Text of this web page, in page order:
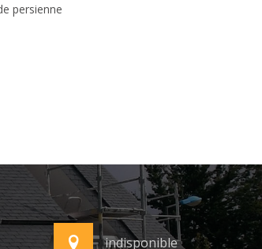
indisponible